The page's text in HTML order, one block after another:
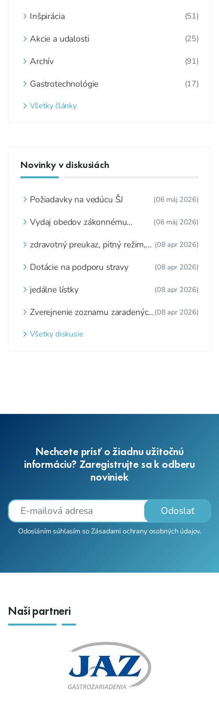
Inšpirácia (51)
Akcie a udalosti (25)
Archív (91)
Gastrotechnológie (17)
Všetky články
Novinky v diskusiách
Požiadavky na vedúcu ŠJ (06 máj 2026)
Vydaj obedov zákonnému
(06 máj 2026)
zdravotný preukaz, pitný režim,
(08 apr 2026)
Dotácie na podporu stravy (08 apr 2026)
jedálne lístky (08 apr 2026)
Zverejnenie zoznamu zaradených
webovom sídle
(08 apr 2026)
Všetky diskusie
Nechcete prísť o žiadnu užitočnú
informáciu? Zaregistrujte sa k odberu
noviniek
Odoslať
Odosláním súhlasím soZásadami ochrany osobných údajov.
Naši partneri